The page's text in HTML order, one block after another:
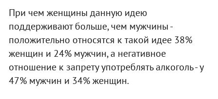
При чем женщины данную идею
поддерживают больше, чем мужчины -
положительно относятся к такой идее 38%
женщин и 24% мужчин, а негативное
отношение к запрету употреблять алкоголь - у
47% мужчин и 34% женщин.